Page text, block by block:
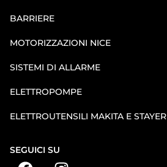
BARRIERE
MOTORIZZAZIONI NICE
SISTEMI DI ALLARME
ELETTROPOMPE
ELETTROUTENSILI MAKITA E STAYER
SEGUICI SU